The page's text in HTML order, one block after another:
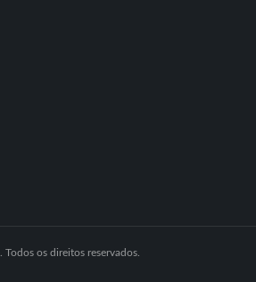
os direitos reservados.